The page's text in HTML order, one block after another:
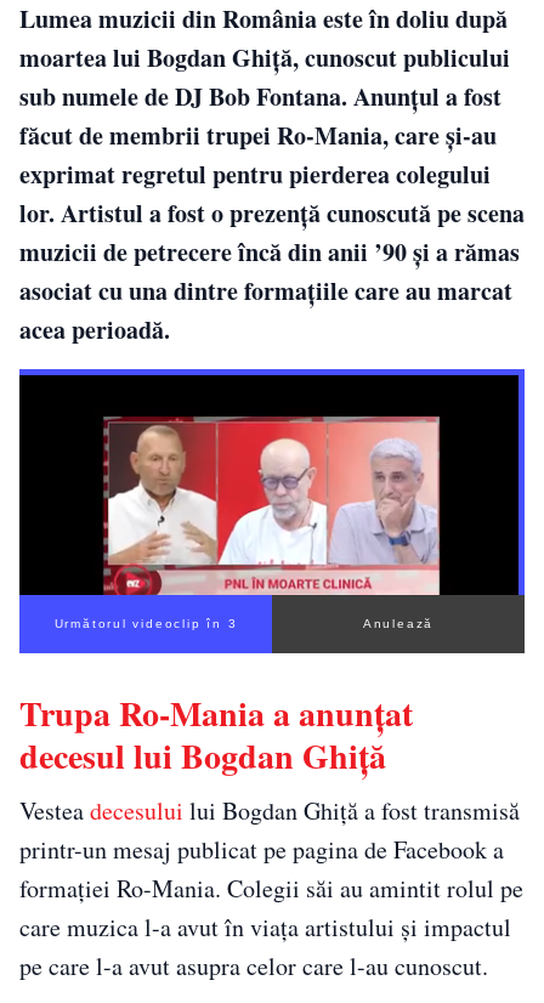
Lumea muzicii din România este în doliu după
moartea lui Bogdan Ghiță, cunoscut publicului
sub numele de DJ Bob Fontana. Anunțul a fost
făcut de membrii trupei Ro-Mania, care și-au
exprimat regretul pentru pierderea colegului
lor. Artistul a fost o prezență cunoscută pe scena
muzicii de petrecere încă din anii ’90 și a rămas
asociat cu una dintre formațiile care au marcat
acea perioadă.
Următorul videoclip în 2 Anulează
Trupa Ro-Mania a anunțat
decesul lui Bogdan Ghiță
Vesteadecesului lui Bogdan Ghiță a fost transmisă
printr-un mesaj publicat pe pagina de Facebook a
formației Ro-Mania. Colegii săi au amintit rolul pe
care muzica l-a avut în viața artistului și impactul
pe care l-a avut asupra celor care l-au cunoscut.